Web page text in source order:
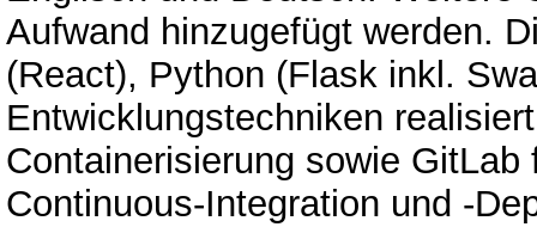
Aufwand hinzugefügt werden.
(React), Python (Flask inkl.
Entwicklungstechniken
Containerisierung sowie GitLab
Continuous-Integration und -